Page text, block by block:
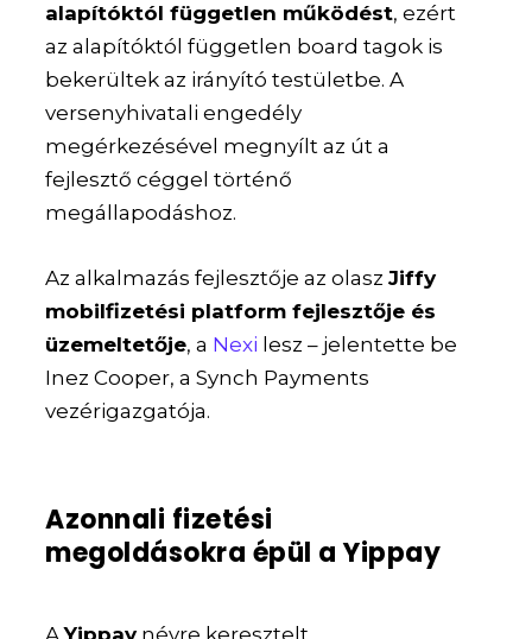
alapítóktól független működést, ezért
az alapítóktól független board tagok is
bekerültek az irányító testületbe. A
versenyhivatali engedély
megérkezésével megnyílt az út a
fejlesztő céggel történő
megállapodáshoz.
Az alkalmazás fejlesztője az olaszJiffy
mobilfizetési platform fejlesztője és
üzemeltetője, a Nexi lesz – jelentette be
Inez Cooper, a Synch Payments
vezérigazgatója.
Azonnali fizetési
megoldásokra épül a Yippay